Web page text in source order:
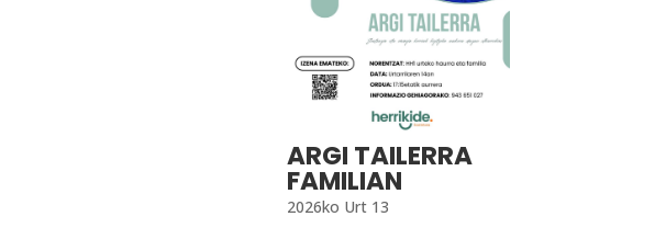
ARGI TAILERRA
FAMILIAN
2026ko Urt 13